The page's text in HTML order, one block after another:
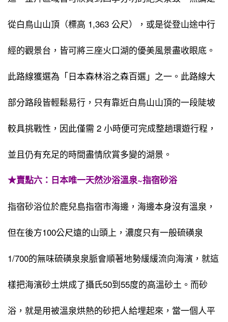
從白鳥山山頂（標高 1,363 公尺），或是從登山途中行
經的觀景台，皆可將三座火口湖的優美風景盡收眼底。
此路線獲選為「日本森林浴之森百選」之一。此路線大
部分路段皆輕鬆易行，只有靠近白鳥山山頂的一段陡坡
較具挑戰性，因此僅需 2 小時便可完成整趟環遊行程，
並且仍有充足的時間盡情欣賞多變的湖景。
★賣點六：日本唯一天然沙浴溫泉~指宿砂浴
指宿砂浴位於鹿兒島指宿市海邊，海邊本身沒有溫泉，
但在後方100公尺遠的山頭上，濃度只有一般硫磺泉
1/700的無味硫磺泉泉脈會順著地勢緩緩流向海濱，就這
樣把海濱砂土烘成了攝氏50到55度的高溫砂土。而砂
浴，就是用被溫泉烘熱的砂把人給埋起來，當一個人平